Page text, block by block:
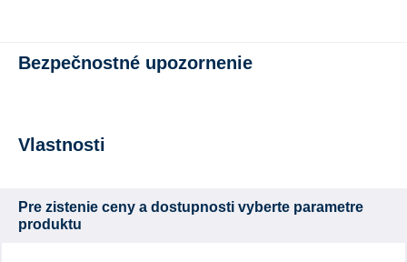
Bezpečnostné upozornenie
Vlastnosti
Pre zistenie ceny a dostupnosti vyberte parametre
produktu